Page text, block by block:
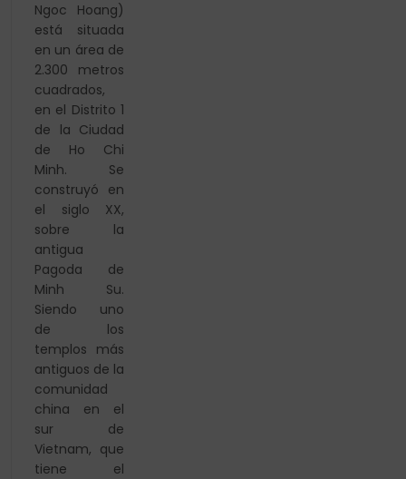
Ngoc Hoang)
está situada
en un área de
2.300 metros
cuadrados,
en el Distrito 1
de la Ciudad
de Ho Chi
Minh. Se
construyó en
el siglo XX,
sobre la
antigua
Pagoda de
Minh Su.
Siendo uno
de los
templos más
antiguos de la
comunidad
china en el
sur de
Vietnam, que
tiene el